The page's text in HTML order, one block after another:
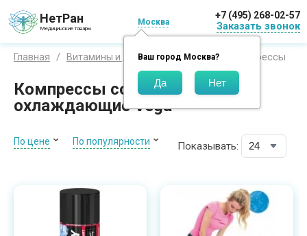
НетРан
Медицинские товары
Москва
Ваш город Москва?
+7 (495) 268-02-57
Заказать звонок
Главная Витамины и добавки Суставы Компрессы
Компрессы согревающие или
охлаждающие Vega
По цене По популярности Показывать: